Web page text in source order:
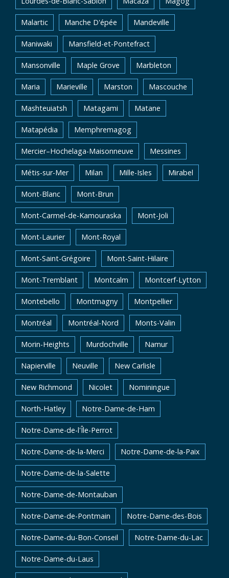
Malartic Manche D'épée Mandeville
Maniwaki Mansfield-et-Pontefract
Mansonville Maple Grove Marbleton
Maria Marieville Marston Mascouche
Mashteuiatsh Matagami Matane
Matapédia Memphremagog
Mercier–Hochelaga-Maisonneuve Messines
Métis-sur-Mer Milan Mille-Isles Mirabel
Mont-Blanc Mont-Brun
Mont-Carmel-de-Kamouraska Mont-Joli
Mont-Laurier Mont-Royal
Mont-Saint-Grégoire Mont-Saint-Hilaire
Mont-Tremblant Montcalm Montcerf-Lytton
Montebello Montmagny Montpellier
Montréal Montréal-Nord Monts-Valin
Morin-Heights Murdochville Namur
Napierville Neuville New Carlisle
New Richmond Nicolet Nominingue
North-Hatley Notre-Dame-de-Ham
Notre-Dame-de-l'Île-Perrot
Notre-Dame-de-la-Merci Notre-Dame-de-la-Paix
Notre-Dame-de-la-Salette
Notre-Dame-de-Montauban
Notre-Dame-de-Pontmain Notre-Dame-des-Bois
Notre-Dame-du-Bon-Conseil Notre-Dame-du-Lac
Notre-Dame-du-Laus